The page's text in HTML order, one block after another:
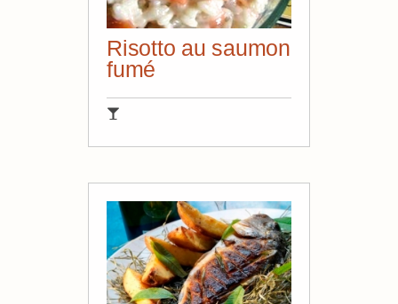
Risotto au saumon
fumé